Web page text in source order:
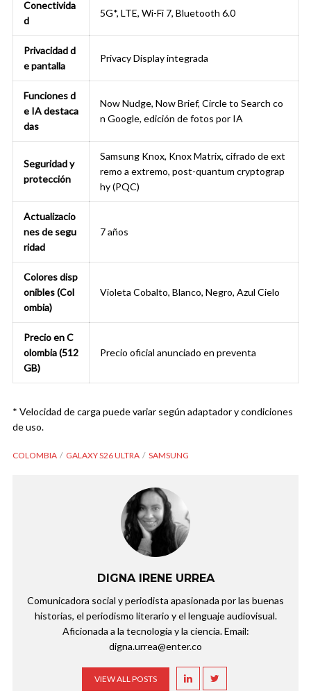
Conectivida
d
5G*, LTE, Wi-Fi 7, Bluetooth 6.0
Privacidad d
e pantalla
Privacy Display integrada
Funciones d
e IA destaca
das
Now Nudge, Now Brief, Circle to Search co
n Google, edición de fotos por IA
Seguridad y
protección
Samsung Knox, Knox Matrix, cifrado de ext
remo a extremo, post-quantum cryptograp
hy (PQC)
Actualizacio
nes de segu
ridad
7 años
Colores disp
onibles (Col
ombia)
Violeta Cobalto, Blanco, Negro, Azul Cielo
Precio en C
olombia (512
GB)
Precio oficial anunciado en preventa
* Velocidad de carga puede variar según adaptador y condiciones
de uso.
COLOMBIA GALAXY S26 ULTRA SAMSUNG
DIGNA IRENE URREA
Comunicadora social y periodista apasionada por las buenas
historias, el periodismo literario y el lenguaje audiovisual.
Aficionada a la tecnología y la ciencia. Email:
digna.urrea@enter.co
VIEW ALL POSTS